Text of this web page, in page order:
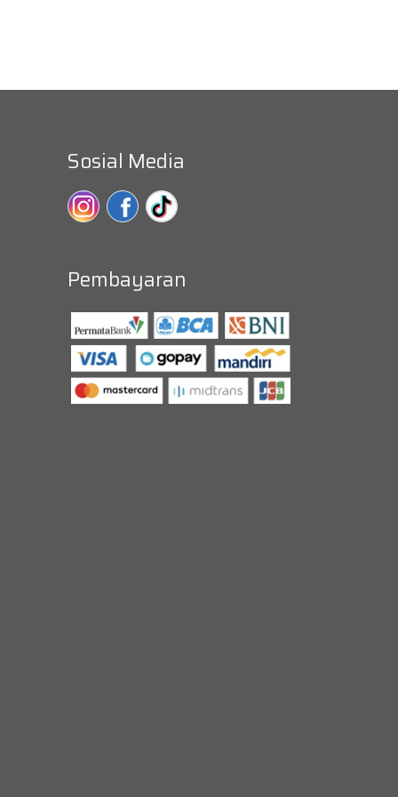
Sosial Media
Pembayaran